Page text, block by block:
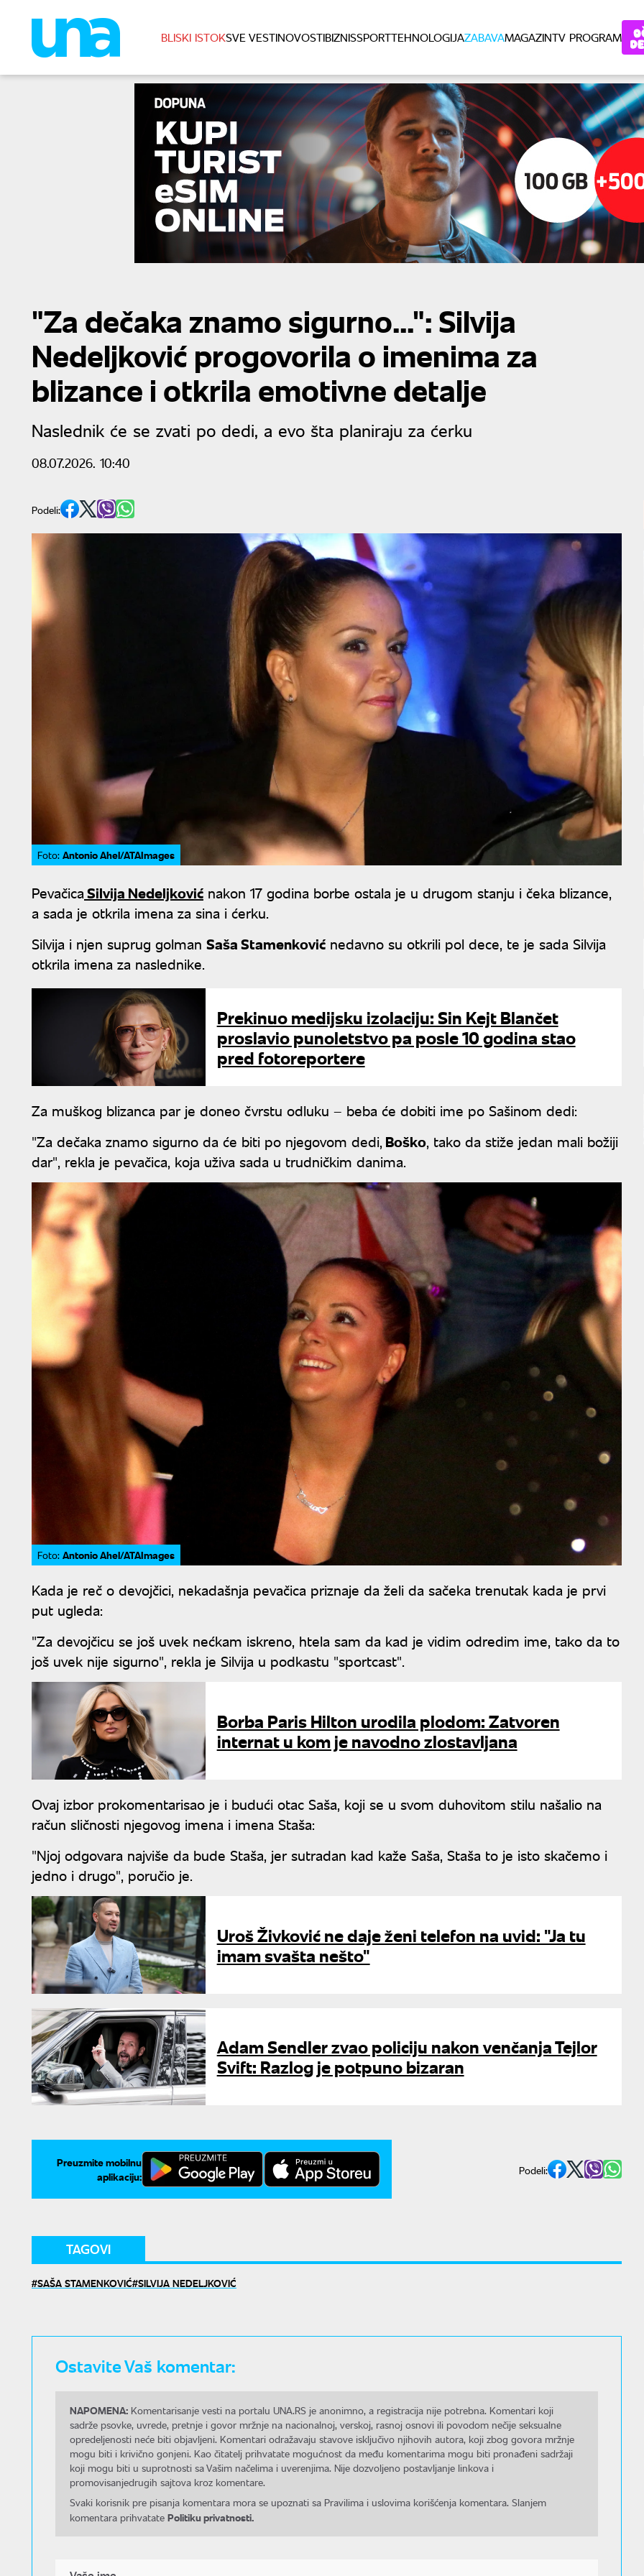
BLISKI ISTOKSVE VESTINOVOSTIBIZNISSPORTTEHNOLOGIJAZABAVAMAGAZINTV PROGRAM
"Za dečaka znamo sigurno...": Silvija
Nedeljković progovorila o imenima za
blizance i otkrila emotivne detalje
Naslednik će se zvati po dedi, a evo šta planiraju za ćerku
08.07.2026. 10:40
Podeli:
Foto: Antonio Ahel/ATAImages
PevačicaSilvija Nedeljković nakon 17 godina borbe ostala je u drugom stanju i čeka blizance,
a sada je otkrila imena za sina i ćerku.
Silvija i njen suprug golman Saša Stamenković nedavno su otkrili pol dece, te je sada Silvija
otkrila imena za naslednike.
Prekinuo medijsku izolaciju: Sin Kejt Blančet
proslavio punoletstvo pa posle 10 godina stao
pred fotoreportere
Za muškog blizanca par je doneo čvrstu odluku – beba će dobiti ime po Sašinom dedi:
"Za dečaka znamo sigurno da će biti po njegovom dedi, Boško, tako da stiže jedan mali božiji
dar", rekla je pevačica, koja uživa sada u trudničkim danima.
Foto: Antonio Ahel/ATAImages
Kada je reč o devojčici, nekadašnja pevačica priznaje da želi da sačeka trenutak kada je prvi
put ugleda:
"Za devojčicu se još uvek nećkam iskreno, htela sam da kad je vidim odredim ime, tako da to
još uvek nije sigurno", rekla je Silvija u podkastu "sportcast".
Borba Paris Hilton urodila plodom: Zatvoren
internat u kom je navodno zlostavljana
Ovaj izbor prokomentarisao je i budući otac Saša, koji se u svom duhovitom stilu našalio na
račun sličnosti njegovog imena i imena Staša:
"Njoj odgovara najviše da bude Staša, jer sutradan kad kaže Saša, Staša to je isto skačemo i
jedno i drugo", poručio je.
Uroš Živković ne daje ženi telefon na uvid: "Ja tu
imam svašta nešto"
Adam Sendler zvao policiju nakon venčanja Tejlor
Svift: Razlog je potpuno bizaran
Preuzmite mobilnu
aplikaciju:
Podeli:
TAGOVI
SAŠA STAMENKOVIĆ SILVIJA NEDELJKOVIĆ
Ostavite Vaš komentar:
NAPOMENA: Komentarisanje vesti na portalu UNA.RS je anonimno, a registracija nije potrebna. Komentari koji
sadrže psovke, uvrede, pretnje i govor mržnje na nacionalnoj, verskoj, rasnoj osnovi ili povodom nečije seksualne
opredeljenosti neće biti objavljeni. Komentari odražavaju stavove isključivo njihovih autora, koji zbog govora mržnje
mogu biti i krivično gonjeni. Kao čitatelj prihvatate mogućnost da među komentarima mogu biti pronađeni sadržaji
koji mogu biti u suprotnosti sa Vašim načelima i uverenjima. Nije dozvoljeno postavljanje linkova i
promovisanjedrugih sajtova kroz komentare.
Svaki korisnik pre pisanja komentara mora se upoznati sa Pravilima i uslovima korišćenja komentara. Slanjem
komentara prihvatate Politiku privatnosti.